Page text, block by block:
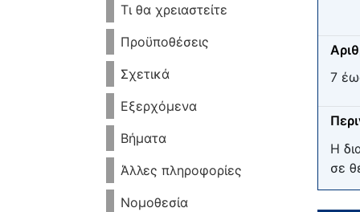
Τι θα χρειαστείτε
Προϋποθέσεις
Σχετικά
Εξερχόμενα
Βήματα
Άλλες πληροφορίες
Νομοθεσία
7
Η
σε